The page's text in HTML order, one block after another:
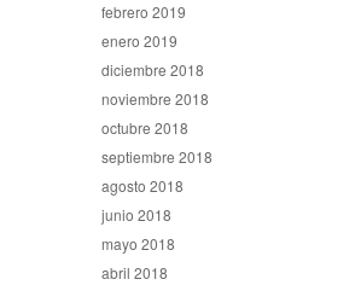
febrero 2019
enero 2019
diciembre 2018
noviembre 2018
octubre 2018
septiembre 2018
agosto 2018
junio 2018
mayo 2018
abril 2018